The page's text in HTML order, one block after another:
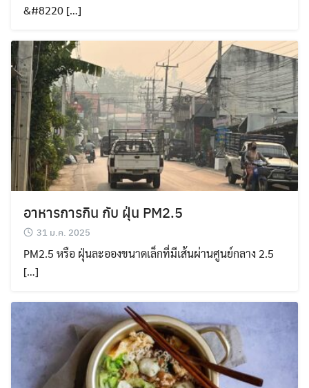
&#8220 […]
อาหารการกิน กับ ฝุ่น PM2.5
31 ม.ค. 2025
PM2.5 หรือ ฝุ่นละอองขนาดเล็กที่มีเส้นผ่านศูนย์กลาง 2.5
[…]